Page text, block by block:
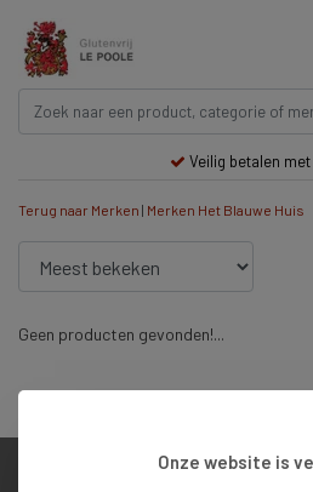
Veilig betalen
Terug naar Merken | Merken Het Blauwe Huis
Geen producten gevonden!...
Onze website is